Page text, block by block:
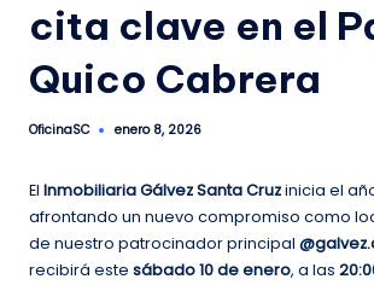
cita clave en el
Quico Cabrera
Publicado
OficinaSC enero 8, 2026
El Inmobiliaria Gálvez Santa Cruzinicia el
afrontando un nuevo compromiso como
de nuestro patrocinador principal
recibirá este sábado 10 de enero, a las